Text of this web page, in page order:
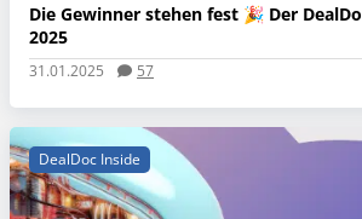
Die Gewinner stehen fest 🎉 Der
2025
31.01.2025 57
DealDoc Inside